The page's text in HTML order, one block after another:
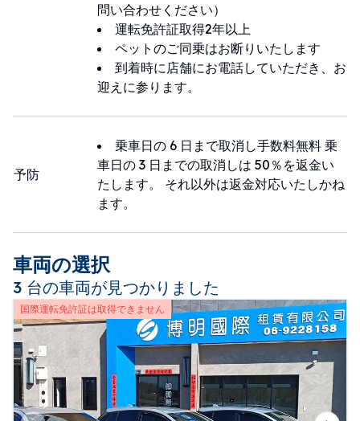
問い合わせください）
運転免許証取得2年以上
ペットのご同乗はお断りいたします
到着時に店舗にお電話していただき、お
迎えに参ります。
予防
乗車日の 6 日まで取消し手数料無料 乗
車日の 3 日までの取消しは 50％を返金い
たします。 それ以外は返金対応いたしかね
ます。
車両の選択
3 台の車両が見つかりました
国際運転免許証は取得できません